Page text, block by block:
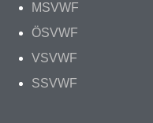
MSVWF
ÖSVWF
VSVWF
SSVWF